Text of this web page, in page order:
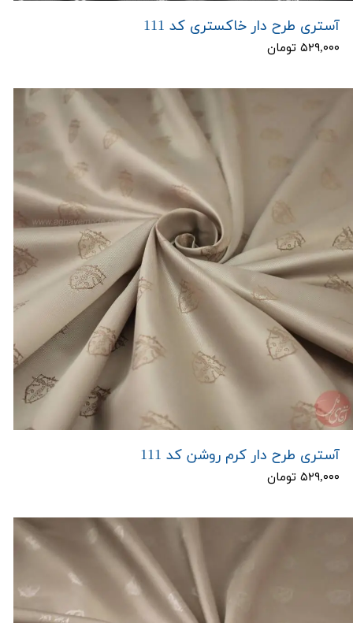
آستری طرح دار خاکستری کد 111
۵۲۹,۰۰۰ تومان
آستری طرح دار کرم روشن کد 111
۵۲۹,۰۰۰ تومان